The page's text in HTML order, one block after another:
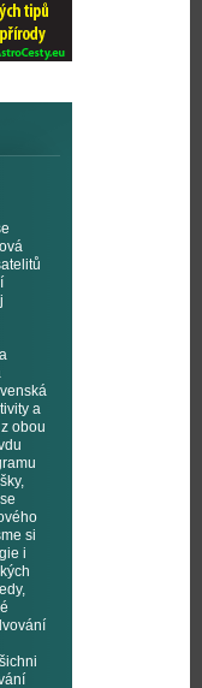
a
obou
si
i